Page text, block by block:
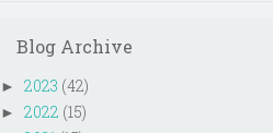
Blog Archive
► 2023 (42)
► 2022 (15)